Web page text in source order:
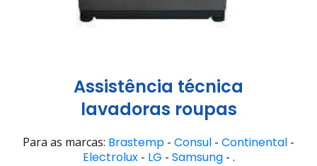
Assistência técnica
lavadoras roupas
Para as marcas: Brastemp - Consul - Continental -
Electrolux- LG - Samsung- .